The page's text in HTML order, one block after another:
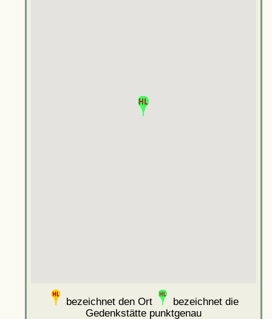
bezeichnet den Ort
bezeichnet die
Gedenkstätte punktgenau